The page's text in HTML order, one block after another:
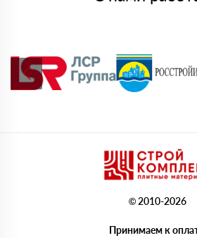
© 2010-2026
Принимаем к